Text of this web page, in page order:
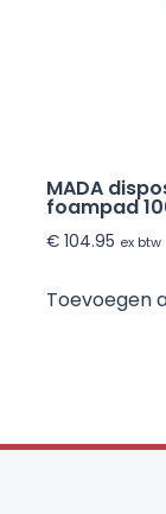
MADA
foampad
€ 104.95 ex btw
Toevoegen